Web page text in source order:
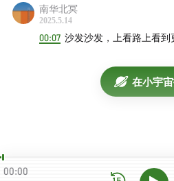
南华北冥
2025.5.14
00:07 沙发沙发，上看路上看到
在小宇
00:00